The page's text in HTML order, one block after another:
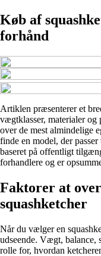
Køb af
forhånd
Artiklen præsenterer et
vægtklasser, materialer og
over de mest almindelige
finde en model, der
baseret på offentligt
forhandlere og er
Faktorer at
squashketcher
Når du vælger en
udseende. Vægt, balance,
rolle for, hvordan